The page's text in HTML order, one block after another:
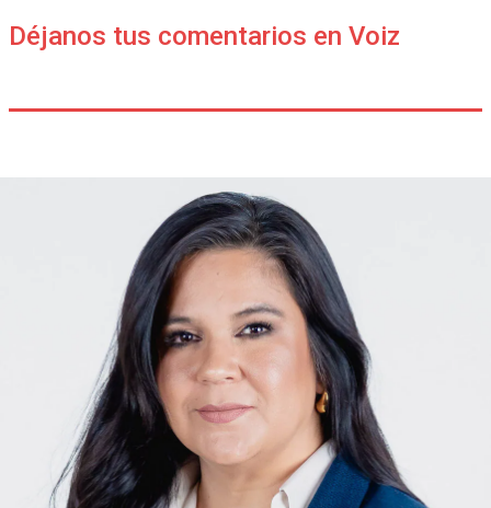
Déjanos tus comentarios en Voiz